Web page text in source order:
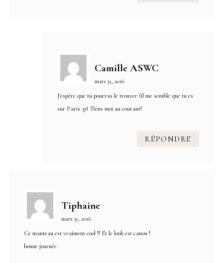
Camille ASWC
mars 31, 2016
J'espére que tu pourras le trouver (il me semble que tu es
sur Paris :p) Tiens moi au courant!
RÉPONDRE
Tiphaine
mars 31, 2016
Ce manteau est vraiment cool !! Et le look est canon !
bonne journée